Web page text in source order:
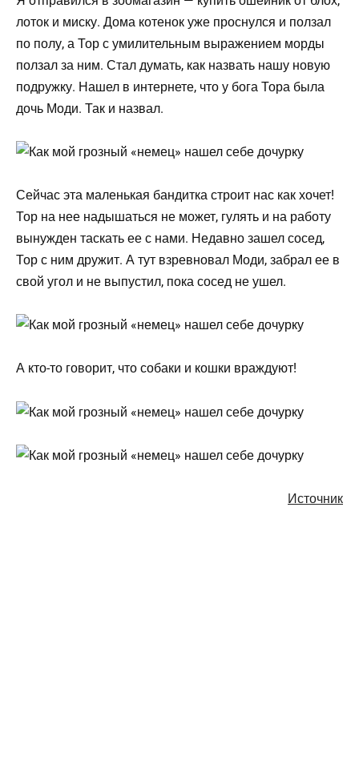
лоток и миску. Дома котенок уже проснулся и ползал
по полу, а Тор с умилительным выражением морды
ползал за ним. Стал думать, как назвать нашу новую
подружку. Нашел в интернете, что у бога Тора была
дочь Моди. Так и назвал.
Сейчас эта маленькая бандитка строит нас как хочет!
Тор на нее надышаться не может, гулять и на работу
вынужден таскать ее с нами. Недавно зашел сосед,
Тор с ним дружит. А тут взревновал Моди, забрал ее в
свой угол и не выпустил, пока сосед не ушел.
А кто-то говорит, что собаки и кошки враждуют!
Источник